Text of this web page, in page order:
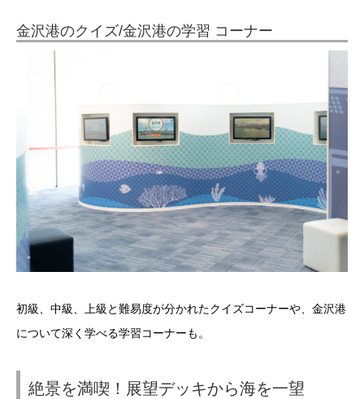
金沢港のクイズ/金沢港の学習 コーナー
初級、中級、上級と難易度が分かれたクイズコーナーや、金沢港
について深く学べる学習コーナーも。
絶景を満喫！展望デッキから海を一望